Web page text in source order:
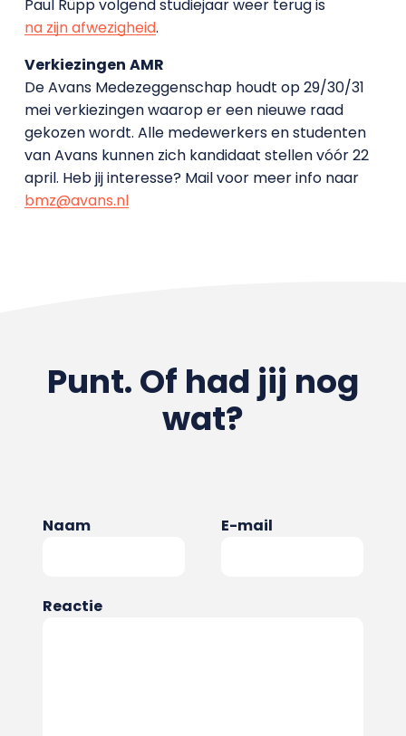
Paul Rüpp volgend studiejaar weer terug is
na zijn afwezigheid.
Verkiezingen AMR
De Avans Medezeggenschap houdt op 29/30/31
mei verkiezingen waarop er een nieuwe raad
gekozen wordt. Alle medewerkers en studenten
van Avans kunnen zich kandidaat stellen vóór 22
april. Heb jij interesse? Mail voor meer info naar
bmz@avans.nl
Punt. Of had jij nog
wat?
Naam E-mail
Reactie